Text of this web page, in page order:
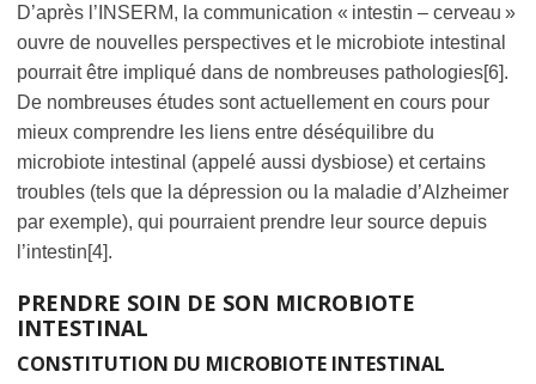
D’après l’INSERM, la communication « intestin – cerveau »
ouvre de nouvelles perspectives et le microbiote intestinal
pourrait être impliqué dans de nombreuses pathologies[6].
De nombreuses études sont actuellement en cours pour
mieux comprendre les liens entre déséquilibre du
microbiote intestinal (appelé aussi dysbiose) et certains
troubles (tels que la dépression ou la maladie d’Alzheimer
par exemple), qui pourraient prendre leur source depuis
l’intestin[4].
PRENDRE SOIN DE SON MICROBIOTE
INTESTINAL
CONSTITUTION DU MICROBIOTE INTESTINAL